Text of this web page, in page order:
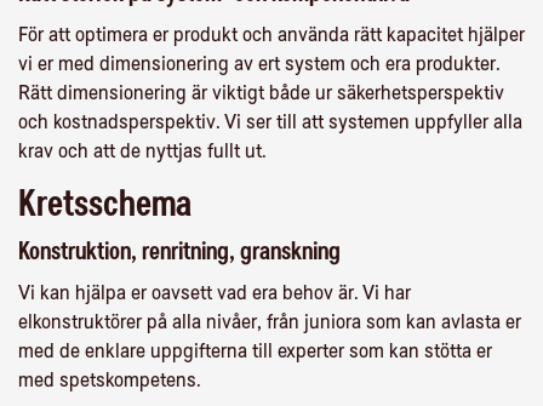
För att optimera er produkt och använda rätt kapacitet hjälper
vi er med dimensionering av ert system och era produkter.
Rätt dimensionering är viktigt både ur säkerhetsperspektiv
och kostnadsperspektiv. Vi ser till att systemen uppfyller alla
krav och att de nyttjas fullt ut.
Kretsschema
Konstruktion, renritning, granskning
Vi kan hjälpa er oavsett vad era behov är. Vi har
elkonstruktörer på alla nivåer, från juniora som kan avlasta er
med de enklare uppgifterna till experter som kan stötta er
med spetskompetens.